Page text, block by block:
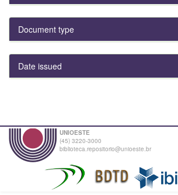
Document type
Date issued
UNIOESTE
(45) 3220-3000
biblioteca.repositorio@unioeste.br